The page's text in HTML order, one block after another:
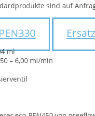
sind auf
ml
– 6,00 ml/min